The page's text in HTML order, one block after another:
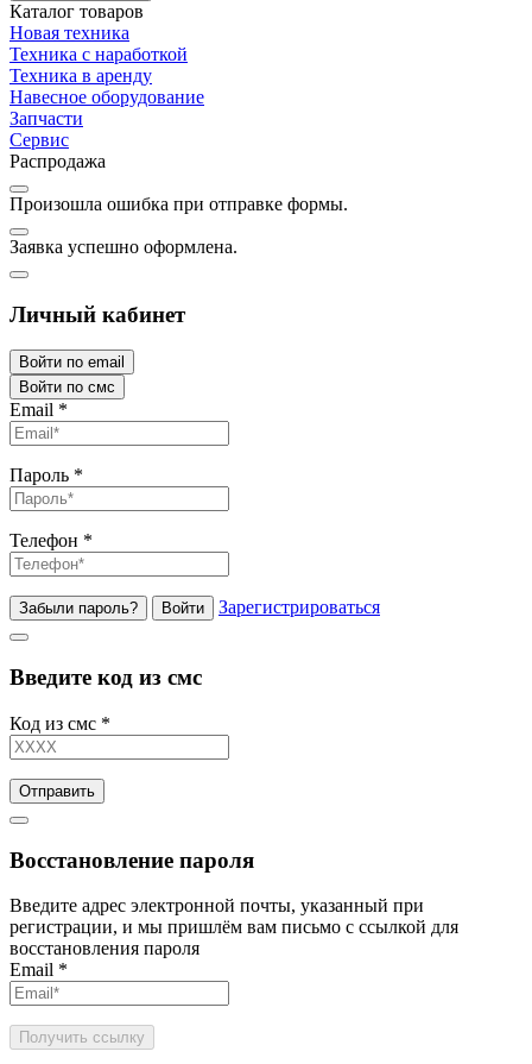
Каталог товаров
Новая техника
Техника с наработкой
Техника в аренду
Навесное оборудование
Запчасти
Сервис
Распродажа
Произошла ошибка при отправке формы.
Заявка успешно оформлена.
Личный кабинет
Войти по email
Войти по смс
Email *
Пароль *
Телефон *
Забыли пароль? Войти Зарегистрироваться
Введите код из смс
Код из смс *
Отправить
Восстановление пароля
Введите адрес электронной почты, указанный при
регистрации, и мы пришлём вам письмо с ссылкой для
восстановления пароля
Email *
Получить ссылку